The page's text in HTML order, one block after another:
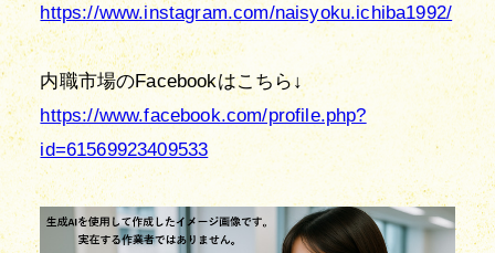
https://www.instagram.com/naisyoku.ichiba1992/
https://www.facebook.com/profile.php?
id=61569923409533